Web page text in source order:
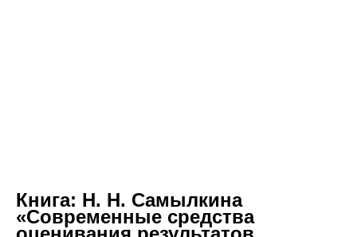
Книга: Н. Н. Самылкина
«Современные средства